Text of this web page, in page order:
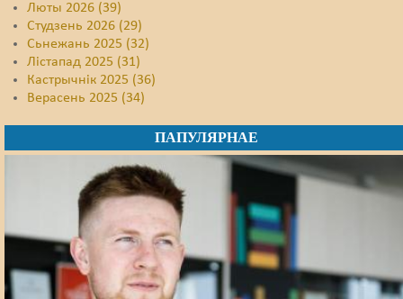
Люты 2026 (39)
Студзень 2026 (29)
Сьнежань 2025 (32)
Лістапад 2025 (31)
Кастрычнік 2025 (36)
Верасень 2025 (34)
ПАПУЛЯРНАЕ